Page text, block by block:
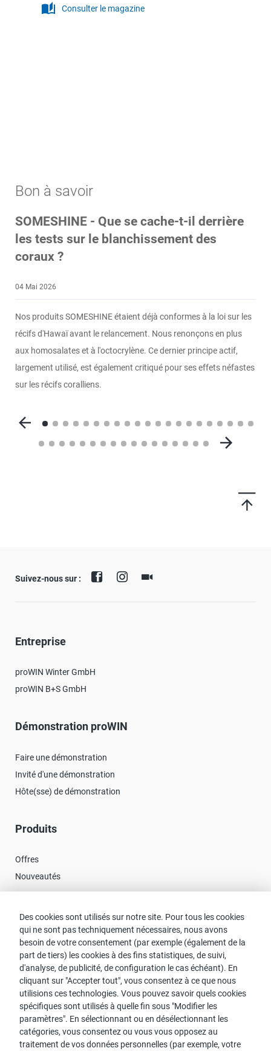
auto_stories Consulter le magazine
Bon à savoir
SOMESHINE - Que se cache-t-il derrière
les tests sur le blanchissement des
coraux ?
04 Mai 2026
Nos produits SOMESHINE étaient déjà conformes à la loi sur les
récifs d'Hawaï avant le relancement. Nous renonçons en plus
aux homosalates et à l'octocrylène. Ce dernier principe actif,
largement utilisé, est également critiqué pour ses effets néfastes
sur les récifs coralliens.
Des cookies sont utilisés sur notre site. Pour tous les cookies
qui ne sont pas techniquement nécessaires, nous avons
besoin de votre consentement (par exemple (également de la
part de tiers) les cookies à des fins statistiques, de suivi,
d'analyse, de publicité, de configuration le cas échéant). En
cliquant sur "Accepter tout", vous consentez à ce que nous
utilisions ces technologies. Vous pouvez savoir quels cookies
spécifiques sont utilisés à quelle fin sous "Modifier les
paramètres". En sélectionnant ou en désélectionnant les
catégories, vous consentez ou vous vous opposez au
traitement de vos données personnelles (par exemple, votre
Suivez-nous sur :
Entreprise
proWIN Winter GmbH
proWIN B+S GmbH
Démonstration proWIN
Faire une démonstration
Invité d'une démonstration
Hôte(sse) de démonstration
Produits
Offres
Nouveautés
Contact
Recherche de Conseillers
Contact avec proWIN
Service-FAQ
Remarque :